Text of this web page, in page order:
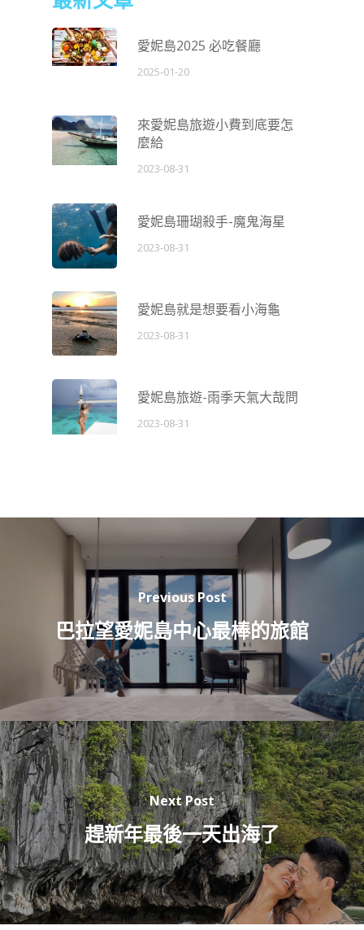
愛妮島2025 必吃餐廳
2025-01-20
來愛妮島旅遊小費到底要怎
麼給
2023-08-31
愛妮島珊瑚殺手-魔鬼海星
2023-08-31
愛妮島就是想要看小海龜
2023-08-31
愛妮島旅遊-雨季天氣大哉問
2023-08-31
Previous Post
巴拉望愛妮島中心最棒的旅館
Next Post
趕新年最後一天出海了